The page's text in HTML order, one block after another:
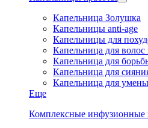
Капельница Золушка
Капельницы anti-age
Капельницы для
Капельница для волос
Капельница для
Капельница для
Капельница для
Еще
Комплексные инфузионные